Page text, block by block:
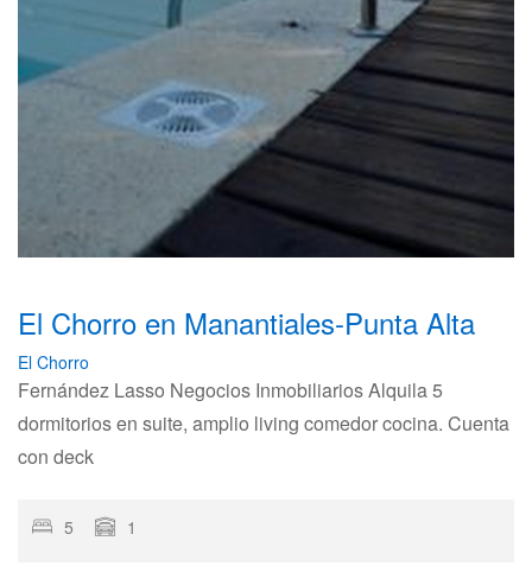
El Chorro en Manantiales-Punta Alta
El Chorro
Fernández Lasso Negocios Inmobiliarios Alquila 5
dormitorios en suite, amplio living comedor cocina. Cuenta
con deck
5 1